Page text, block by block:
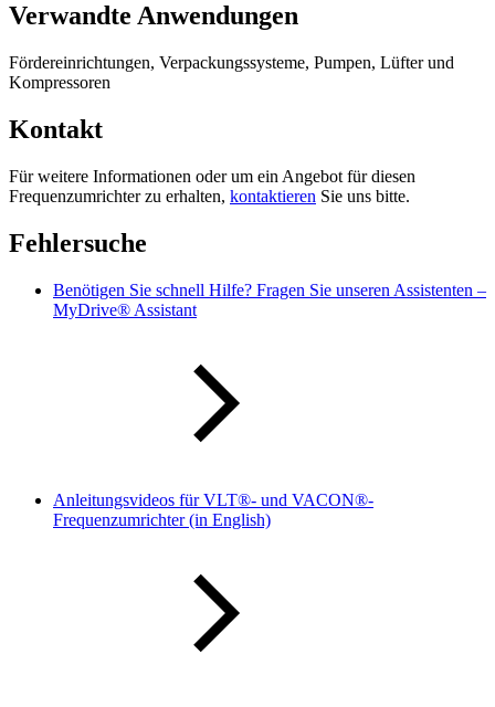
Verwandte Anwendungen
Fördereinrichtungen, Verpackungssysteme, Pumpen, Lüfter und
Kompressoren
Kontakt
Für weitere Informationen oder um ein Angebot für diesen
Frequenzumrichter zu erhalten, kontaktieren Sie uns bitte.
Fehlersuche
Benötigen Sie schnell Hilfe? Fragen Sie unseren Assistenten –
MyDrive® Assistant
Anleitungsvideos für VLT®- und VACON®-
Frequenzumrichter (in English)